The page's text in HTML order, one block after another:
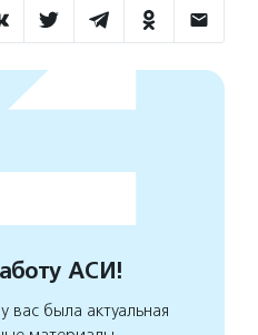
АСИ!
была актуальная